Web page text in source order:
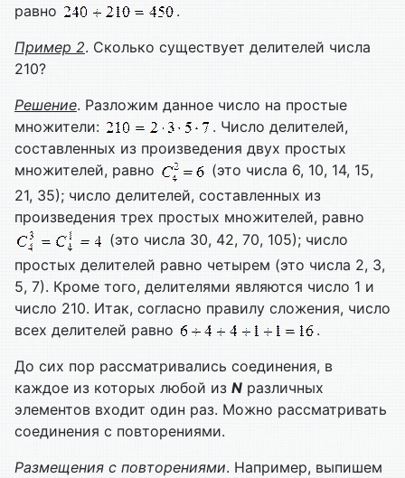
равно
.
Пример 2. Сколько существует делителей числа
210?
Решение. Разложим данное число на простые
множители:
. Число делителей,
составленных из произведения двух простых
множителей, равно
(это числа 6, 10, 14, 15,
21, 35); число делителей, составленных из
произведения трех простых множителей, равно
(это числа 30, 42, 70, 105); число
простых делителей равно четырем (это числа 2, 3,
5, 7). Кроме того, делителями являются число 1 и
число 210. Итак, согласно правилу сложения, число
всех делителей равно
.
До сих пор рассматривались соединения, в
каждое из которых любой из N различных
элементов входит один раз. Можно рассматривать
соединения с повторениями.
Размещения с повторениями. Например, выпишем